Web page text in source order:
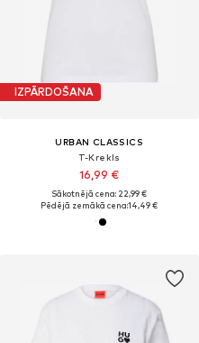
IZPĀRDOŠANA
URBAN CLASSICS
T-Krekls
16,99 €
Sākotnējā cena: 22,99 €
Pēdējā zemākā cena:14,49 €